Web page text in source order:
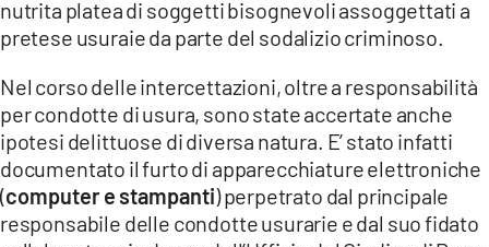
nutrita platea di soggetti bisognevoli assoggettati a
pretese usuraie da parte del sodalizio criminoso.
Nel corso delle intercettazioni, oltre a responsabilità
per condotte di usura, sono state accertate anche
ipotesi delittuose di diversa natura. E’ stato infatti
documentato il furto di apparecchiature elettroniche
(computer e stampanti) perpetrato dal principale
responsabile delle condotte usurarie e dal suo fidato